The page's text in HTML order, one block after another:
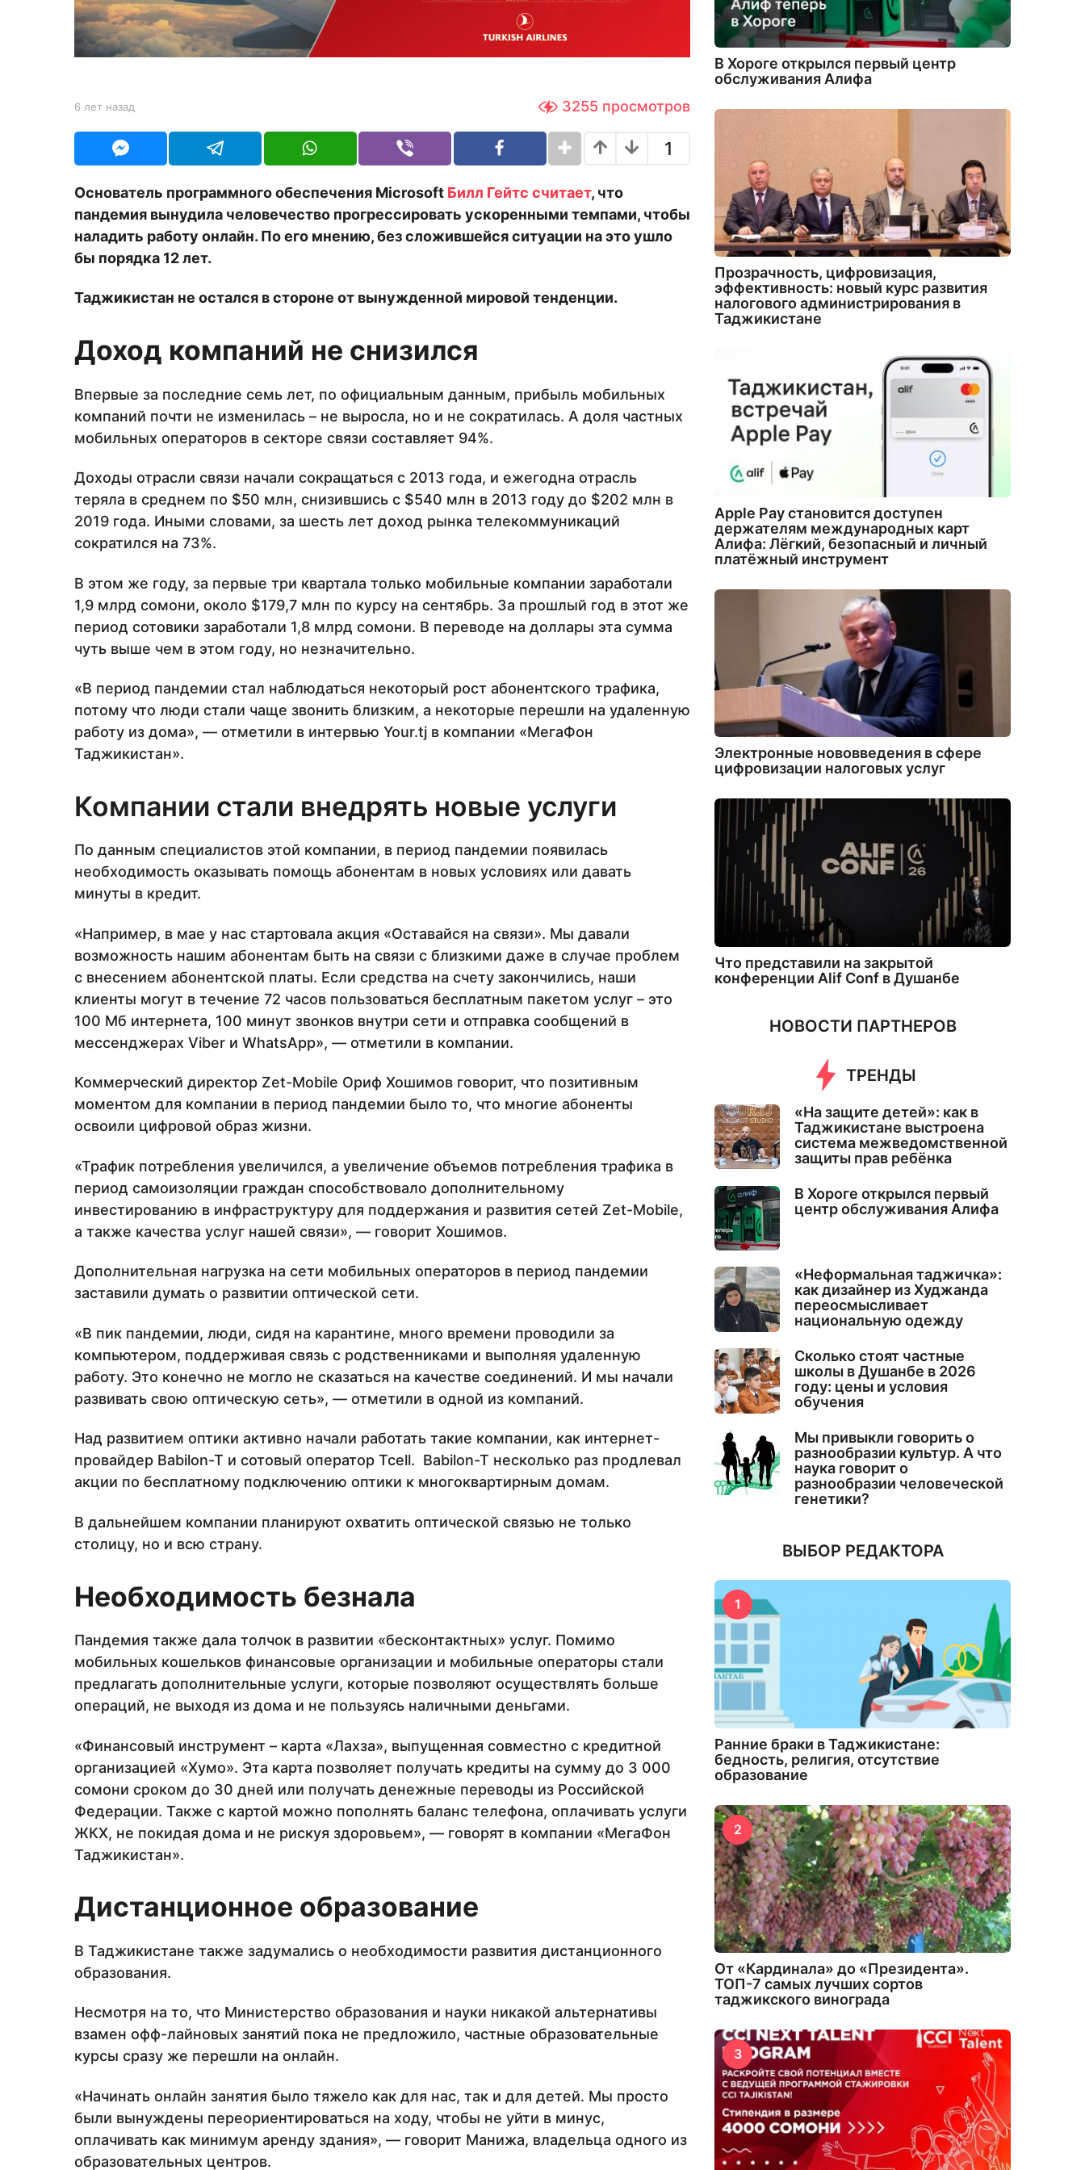
з
а
д
b
Y
U
R
6 лет назад
н
з
а
3255 просмотров
1
Основатель программного обеспечения Microsoft Билл Гейтс считает, что
пандемия вынудила человечество прогрессировать ускоренными темпами, чтобы
наладить работу онлайн. По его мнению, без сложившейся ситуации на это ушло
бы порядка 12 лет.
Таджикистан не остался в стороне от вынужденной мировой тенденции.
Доход компаний не снизился
Впервые за последние семь лет, по официальным данным, прибыль мобильных
компаний почти не изменилась – не выросла, но и не сократилась. А доля частных
мобильных операторов в секторе связи составляет 94%.
Доходы отрасли связи начали сокращаться с 2013 года, и ежегодна отрасль
теряла в среднем по $50 млн, снизившись с $540 млн в 2013 году до $202 млн в
2019 года. Иными словами, за шесть лет доход рынка телекоммуникаций
сократился на 73%.
В этом же году, за первые три квартала только мобильные компании заработали
1,9 млрд сомони, около $179,7 млн по курсу на сентябрь. За прошлый год в этот же
период сотовики заработали 1,8 млрд сомони. В переводе на доллары эта сумма
чуть выше чем в этом году, но незначительно.
«В период пандемии стал наблюдаться некоторый рост абонентского трафика,
потому что люди стали чаще звонить близким, а некоторые перешли на удаленную
работу из дома», — отметили в интервью Your.tj в компании «МегаФон
Таджикистан».
Компании стали внедрять новые услуги
По данным специалистов этой компании, в период пандемии появилась
необходимость оказывать помощь абонентам в новых условиях или давать
минуты в кредит.
«Например, в мае у нас стартовала акция «Оставайся на связи». Мы давали
возможность нашим абонентам быть на связи с близкими даже в случае проблем
с внесением абонентской платы. Если средства на счету закончились, наши
клиенты могут в течение 72 часов пользоваться бесплатным пакетом услуг – это
100 Мб интернета, 100 минут звонков внутри сети и отправка сообщений в
мессенджерах Viber и WhatsApp», — отметили в компании.
Коммерческий директор Zet-Mobile Ориф Хошимов говорит, что позитивным
моментом для компании в период пандемии было то, что многие абоненты
освоили цифровой образ жизни.
«Трафик потребления увеличился, а увеличение объемов потребления трафика в
период самоизоляции граждан способствовало дополнительному
инвестированию в инфраструктуру для поддержания и развития сетей Zet-Mobile,
а также качества услуг нашей связи», — говорит Хошимов.
Дополнительная нагрузка на сети мобильных операторов в период пандемии
заставили думать о развитии оптической сети.
«В пик пандемии, люди, сидя на карантине, много времени проводили за
компьютером, поддерживая связь с родственниками и выполняя удаленную
работу. Это конечно не могло не сказаться на качестве соединений. И мы начали
развивать свою оптическую сеть», — отметили в одной из компаний.
Над развитием оптики активно начали работать такие компании, как интернет-
провайдер Babilon-T и сотовый оператор Tcell. Babilon-T несколько раз продлевал
акции по бесплатному подключению оптики к многоквартирным домам.
В дальнейшем компании планируют охватить оптической связью не только
столицу, но и всю страну.
Необходимость безнала
Пандемия также дала толчок в развитии «бесконтактных» услуг. Помимо
мобильных кошельков финансовые организации и мобильные операторы стали
предлагать дополнительные услуги, которые позволяют осуществлять больше
операций, не выходя из дома и не пользуясь наличными деньгами.
«Финансовый инструмент – карта «Лахза», выпущенная совместно с кредитной
организацией «Хумо». Эта карта позволяет получать кредиты на сумму до 3 000
сомони сроком до 30 дней или получать денежные переводы из Российской
Федерации. Также с картой можно пополнять баланс телефона, оплачивать услуги
ЖКХ, не покидая дома и не рискуя здоровьем», — говорят в компании «МегаФон
Таджикистан».
Дистанционное образование
В Таджикистане также задумались о необходимости развития дистанционного
образования.
Несмотря на то, что Министерство образования и науки никакой альтернативы
взамен офф-лайновых занятий пока не предложило, частные образовательные
курсы сразу же перешли на онлайн.
«Начинать онлайн занятия было тяжело как для нас, так и для детей. Мы просто
были вынуждены переориентироваться на ходу, чтобы не уйти в минус,
оплачивать как минимум аренду здания», — говорит Манижа, владельца одного из
образовательных центров.
В Хороге открылся первый центр
обслуживания Алифа
Прозрачность, цифровизация,
эффективность: новый курс развития
налогового администрирования в
Таджикистане
Apple Pay становится доступен
держателям международных карт
Алифа: Лёгкий, безопасный и личный
платёжный инструмент
Электронные нововведения в сфере
цифровизации налоговых услуг
Что представили на закрытой
конференции Alif Conf в Душанбе
НОВОСТИ ПАРТНЕРОВ
ТРЕНДЫ
«На защите детей»: как в
Таджикистане выстроена
система межведомственной
защиты прав ребёнка
В Хороге открылся первый
центр обслуживания Алифа
«Неформальная таджичка»:
как дизайнер из Худжанда
переосмысливает
национальную одежду
Сколько стоят частные
школы в Душанбе в 2026
году: цены и условия
обучения
Мы привыкли говорить о
разнообразии культур. А что
наука говорит о
разнообразии человеческой
генетики?
ВЫБОР РЕДАКТОРА
1
Ранние браки в Таджикистане:
бедность, религия, отсутствие
образование
2
От «Кардинала» до «Президента».
ТОП-7 самых лучших сортов
таджикского винограда
3